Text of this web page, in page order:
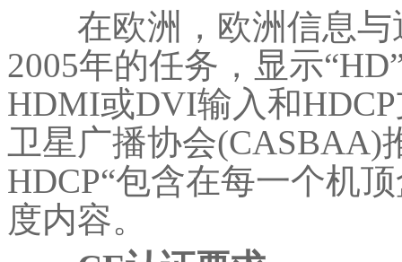
在欧洲，欧洲信息与
2005年的任务，显示
HDMI或DVI输入和
卫星广播协会
HDCP“包含在每一个机
度内容。